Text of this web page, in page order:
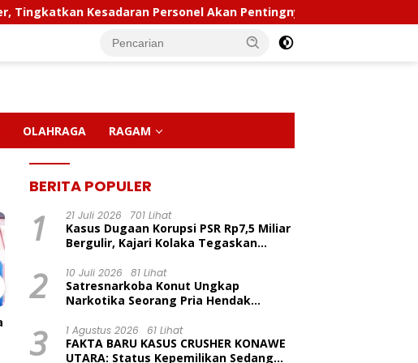
Kesadaran Personel Akan Pentingnya Hidup Sehat
OLAHRAGA RAGAM
PT MLP Inisiasi Program
Pendidikan Pelita Ceria Di
Paut Harapan Bunda Molore
Dan TKN Pantai Indah
Ngapainia
Kapolda Sultra Pimpin
Serta Lantik Kapolres
Konawe Kepulauan
BERITA POPULER
1 21 Juli 2026 701 Lihat
Kasus Dugaan Korupsi PSR Rp7,5 Miliar
Bergulir, Kajari Kolaka Tegaskan
2 10 Juli 2026 81 Lihat
Satresnarkoba Konut Ungkap
Narkotika Seorang Pria Hendak
Kecamatan Wawolesea
3 1 Agustus 2026 61 Lihat
FAKTA BARU KASUS CRUSHER KONAWE
UTARA: Status Kepemilikan Sedang